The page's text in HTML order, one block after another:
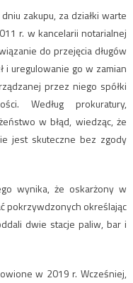
zakupu, za działki warte
r. w kancelarii notarialnej
do przejęcia długów
i uregulowanie go w zamian
przez niego spółki
Według prokuratury,
w błąd, wiedząc, że
jest skuteczne bez zgody
wynika, że oskarżony w
pokrzywdzonych określając
dwie stacje paliw, bar i
w 2019 r. Wcześniej,